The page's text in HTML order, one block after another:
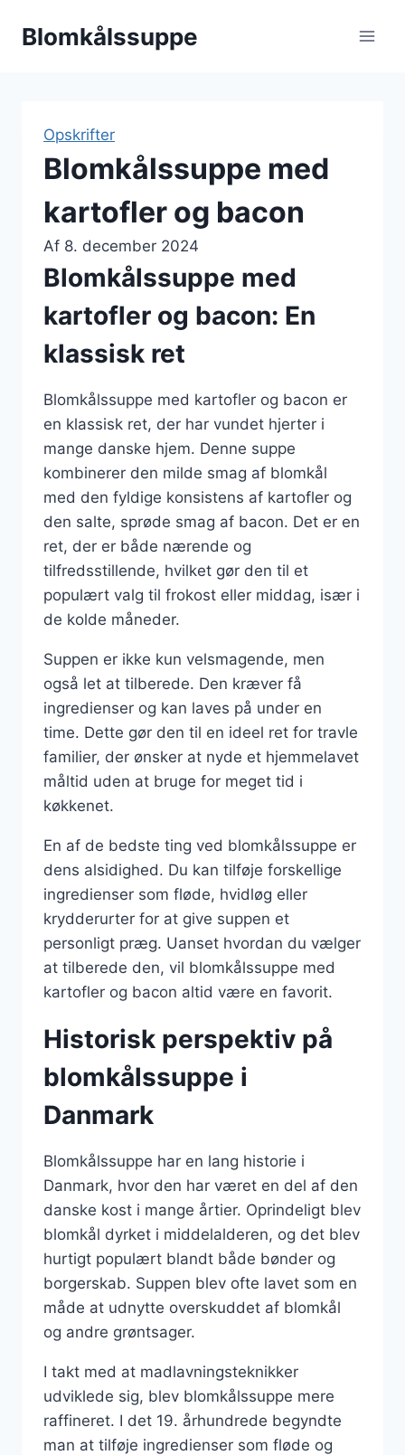
Blomkålssuppe
Opskrifter
Blomkålssuppe med
kartofler og bacon
Af 8. december 2024
Blomkålssuppe med
kartofler og bacon: En
klassisk ret
Blomkålssuppe med kartofler og bacon er
en klassisk ret, der har vundet hjerter i
mange danske hjem. Denne suppe
kombinerer den milde smag af blomkål
med den fyldige konsistens af kartofler og
den salte, sprøde smag af bacon. Det er en
ret, der er både nærende og
tilfredsstillende, hvilket gør den til et
populært valg til frokost eller middag, især i
de kolde måneder.
Suppen er ikke kun velsmagende, men
også let at tilberede. Den kræver få
ingredienser og kan laves på under en
time. Dette gør den til en ideel ret for travle
familier, der ønsker at nyde et hjemmelavet
måltid uden at bruge for meget tid i
køkkenet.
En af de bedste ting ved blomkålssuppe er
dens alsidighed. Du kan tilføje forskellige
ingredienser som fløde, hvidløg eller
krydderurter for at give suppen et
personligt præg. Uanset hvordan du vælger
at tilberede den, vil blomkålssuppe med
kartofler og bacon altid være en favorit.
Historisk perspektiv på
blomkålssuppe i
Danmark
Blomkålssuppe har en lang historie i
Danmark, hvor den har været en del af den
danske kost i mange årtier. Oprindeligt blev
blomkål dyrket i middelalderen, og det blev
hurtigt populært blandt både bønder og
borgerskab. Suppen blev ofte lavet som en
måde at udnytte overskuddet af blomkål
og andre grøntsager.
I takt med at madlavningsteknikker
udviklede sig, blev blomkålssuppe mere
raffineret. I det 19. århundrede begyndte
man at tilføje ingredienser som fløde og